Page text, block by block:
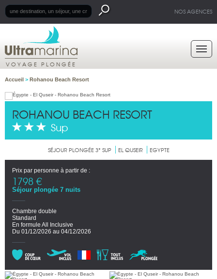
NOS AGENCES
VOYAGE PLONGÉE
Accueil > Rohanou Beach Resort
ROHANOU BEACH RESORT
Sup
SÉJOUR PLONGÉE 3* SUP EL QUSEIR EGYPTE
Prix par personne à partir de :
1798 €
Séjour plongée 7 nuits
Chambre double
Standard
En formule All Inclusive
Du 01/12/2026 au 04/12/2026